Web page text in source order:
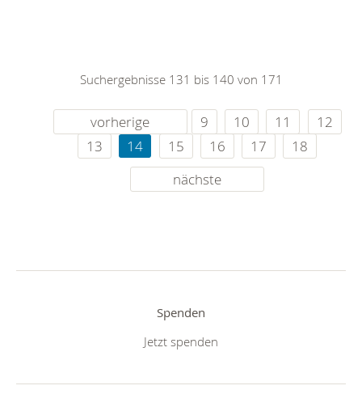
Suchergebnisse 131 bis 140 von 171
vorherige 9 10 11
12
13
14 15 16 17
18
nächste
Spenden
Jetzt spenden